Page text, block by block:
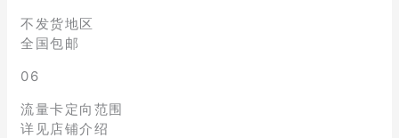
不发货地区
全国包邮
06
流量卡定向范围
详见店铺介绍